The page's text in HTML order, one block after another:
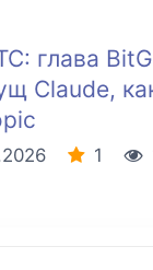
глава
Claude,
1